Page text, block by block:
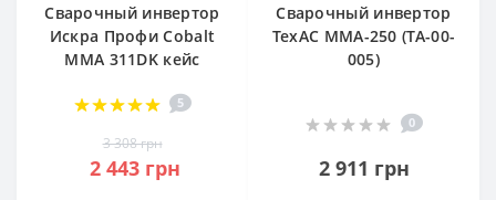
Сварочный инвертор
Искра Профи Cobalt
ММА 311DK кейс
5
3 308 грн
2 443 грн
Сварочный инвертор
ТехАС MMА-250 (TA-00-
005)
0
2 911 грн